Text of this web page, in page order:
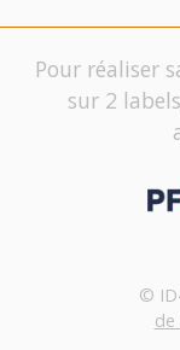
Pour réaliser
sur 2
©
de